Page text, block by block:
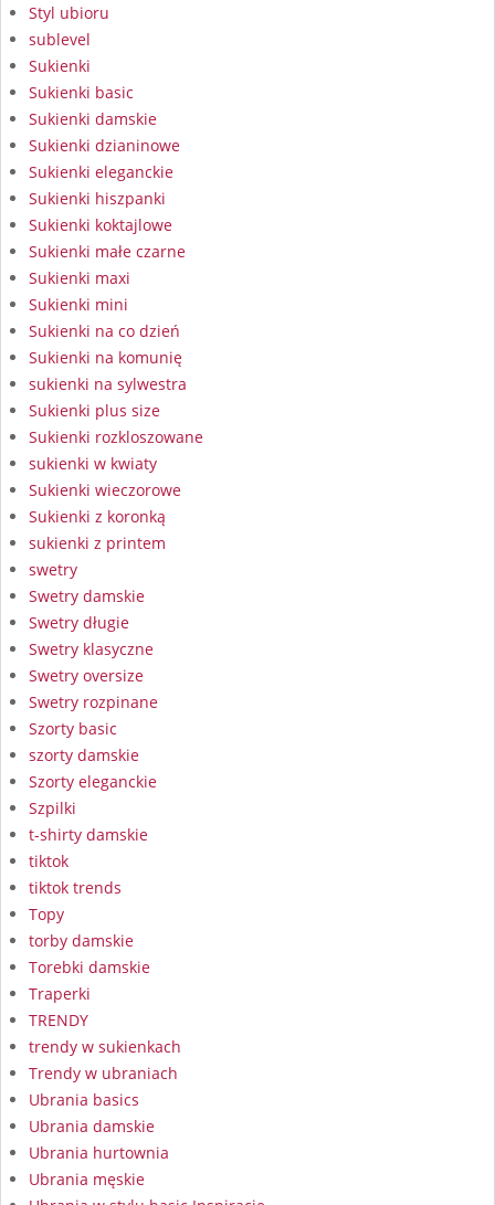
Styl ubioru
sublevel
Sukienki
Sukienki basic
Sukienki damskie
Sukienki dzianinowe
Sukienki eleganckie
Sukienki hiszpanki
Sukienki koktajlowe
Sukienki małe czarne
Sukienki maxi
Sukienki mini
Sukienki na co dzień
Sukienki na komunię
sukienki na sylwestra
Sukienki plus size
Sukienki rozkloszowane
sukienki w kwiaty
Sukienki wieczorowe
Sukienki z koronką
sukienki z printem
swetry
Swetry damskie
Swetry długie
Swetry klasyczne
Swetry oversize
Swetry rozpinane
Szorty basic
szorty damskie
Szorty eleganckie
Szpilki
t-shirty damskie
tiktok
tiktok trends
Topy
torby damskie
Torebki damskie
Traperki
TRENDY
trendy w sukienkach
Trendy w ubraniach
Ubrania basics
Ubrania damskie
Ubrania hurtownia
Ubrania męskie